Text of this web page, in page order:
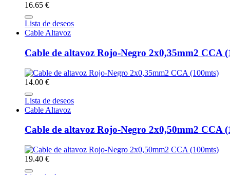
16.65 €
Lista de deseos
Cable Altavoz
Cable de altavoz Rojo-Negro 2x0,35mm2 CCA
14.00 €
Lista de deseos
Cable Altavoz
Cable de altavoz Rojo-Negro 2x0,50mm2 CCA
19.40 €